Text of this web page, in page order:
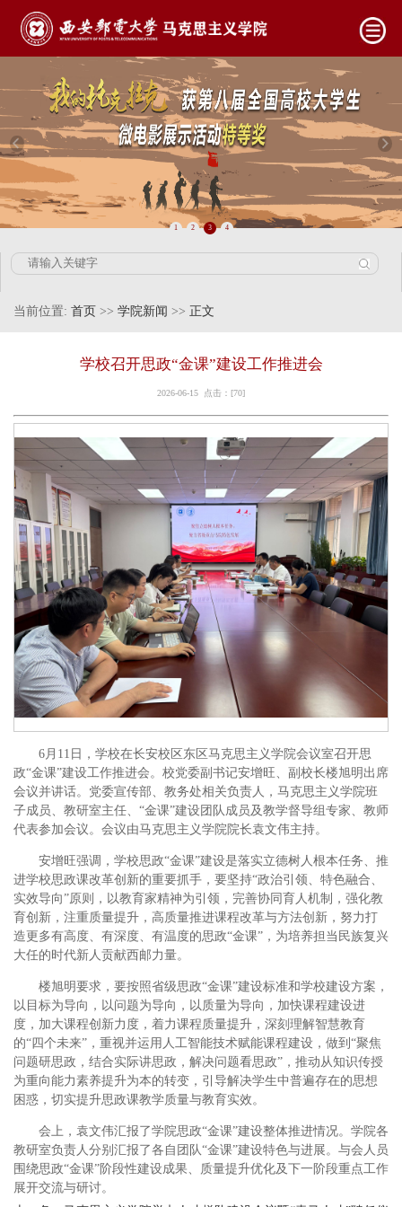
1 2 3 4
当前位置: 首页 >> 学院新闻 >> 正文
学校召开思政“金课”建设工作推进会
2026-06-15 点击：[70]
6月11日，学校在长安校区东区马克思主义学院会议室召开思
政“金课”建设工作推进会。校党委副书记安增旺、副校长楼旭明出席
会议并讲话。党委宣传部、教务处相关负责人，马克思主义学院班
子成员、教研室主任、“金课”建设团队成员及教学督导组专家、教师
代表参加会议。会议由马克思主义学院院长袁文伟主持。
安增旺强调，学校思政“金课”建设是落实立德树人根本任务、推
进学校思政课改革创新的重要抓手，要坚持“政治引领、特色融合、
实效导向”原则，以教育家精神为引领，完善协同育人机制，强化教
育创新，注重质量提升，高质量推进课程改革与方法创新，努力打
造更多有高度、有深度、有温度的思政“金课”，为培养担当民族复兴
大任的时代新人贡献西邮力量。
楼旭明要求，要按照省级思政“金课”建设标准和学校建设方案，
以目标为导向，以问题为导向，以质量为导向，加快课程建设进
度，加大课程创新力度，着力课程质量提升，深刻理解智慧教育
的“四个未来”，重视并运用人工智能技术赋能课程建设，做到“聚焦
问题研思政，结合实际讲思政，解决问题看思政”，推动从知识传授
为重向能力素养提升为本的转变，引导解决学生中普遍存在的思想
困惑，切实提升思政课教学质量与教育实效。
会上，袁文伟汇报了学院思政“金课”建设整体推进情况。学院各
教研室负责人分别汇报了各自团队“金课”建设特色与进展。与会人员
围绕思政“金课”阶段性建设成果、质量提升优化及下一阶段重点工作
展开交流与研讨。